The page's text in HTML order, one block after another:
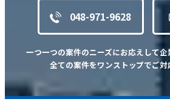
048-971-9628
一つ一つの案件のニーズにお応えして企
全ての案件をワンストップでご対